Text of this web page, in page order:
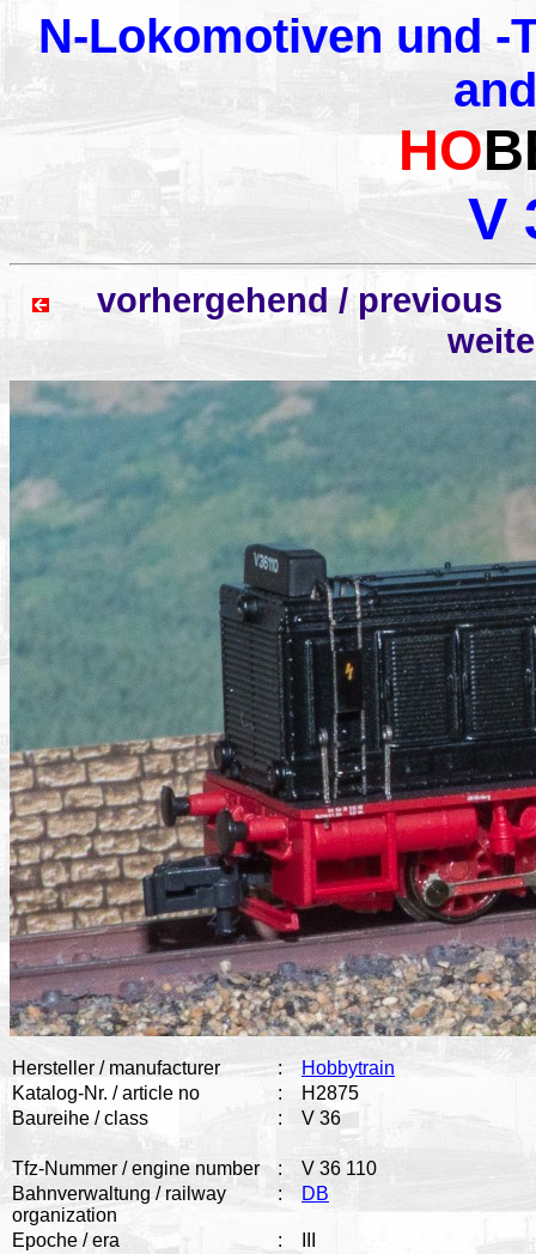
N-Lokomotiven und -
HO
V
vorhergehend /
Hersteller / manufacturer :
Hobbytrain
Katalog-Nr. / article no
:
H2875
Baureihe / class
: V 36
Tfz-Nummer / engine number :
V 36 110
Bahnverwaltung / railway
organization
: DB
Epoche / era :